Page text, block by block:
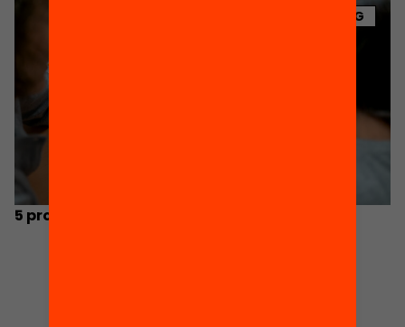
BLOG
5 propostes per a engegar un estiu lector